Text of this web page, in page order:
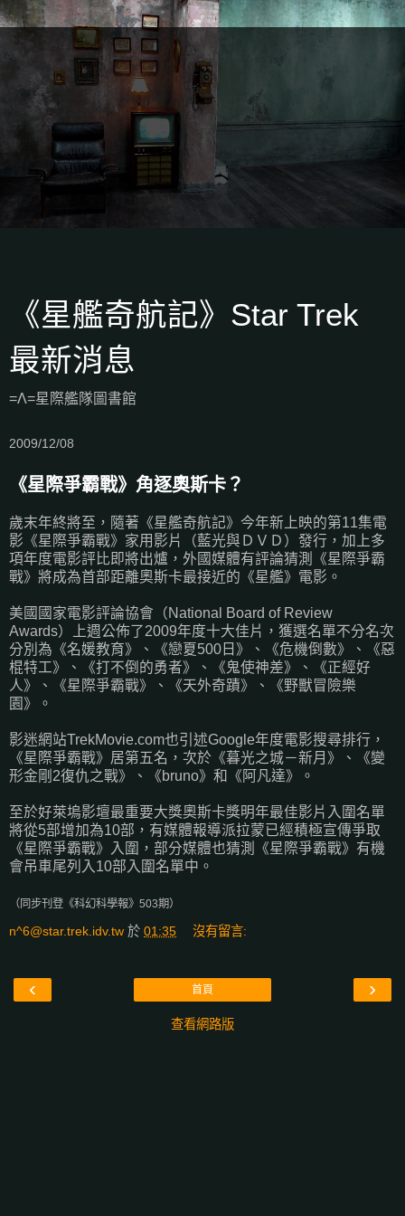
《星艦奇航記》Star Trek
最新消息
=Λ=星際艦隊圖書館
2009/12/08
《星際爭霸戰》角逐奧斯卡？
歲末年終將至，隨著《星艦奇航記》今年新上映的第11集電
影《星際爭霸戰》家用影片（藍光與ＤＶＤ）發行，加上多
項年度電影評比即將出爐，外國媒體有評論猜測《星際爭霸
戰》將成為首部距離奧斯卡最接近的《星艦》電影。
美國國家電影評論協會（National Board of Review
Awards）上週公佈了2009年度十大佳片，獲選名單不分名次
分別為《名媛教育》、《戀夏500日》、《危機倒數》、《惡
棍特工》、《打不倒的勇者》、《鬼使神差》、《正經好
人》、《星際爭霸戰》、《天外奇蹟》、《野獸冒險樂
園》。
影迷網站TrekMovie.com也引述Google年度電影搜尋排行，
《星際爭霸戰》居第五名，次於《暮光之城－新月》、《變
形金剛2復仇之戰》、《bruno》和《阿凡達》。
至於好萊塢影壇最重要大獎奧斯卡獎明年最佳影片入圍名單
將從5部增加為10部，有媒體報導派拉蒙已經積極宣傳爭取
《星際爭霸戰》入圍，部分媒體也猜測《星際爭霸戰》有機
會吊車尾列入10部入圍名單中。
（同步刊登《科幻科學報》503期）
n^6@star.trek.idv.tw 於 01:35 沒有留言:
‹ ›
首頁
查看網路版